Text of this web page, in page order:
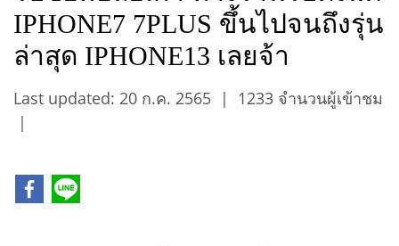
IPHONE7 7PLUS ขึ้นไปจนถึงรุ่น
ล่าสุด IPHONE13 เลยจ้า
Last updated: 20 ก.ค. 2565 |
1233 จำนวนผู้เข้าชม
|